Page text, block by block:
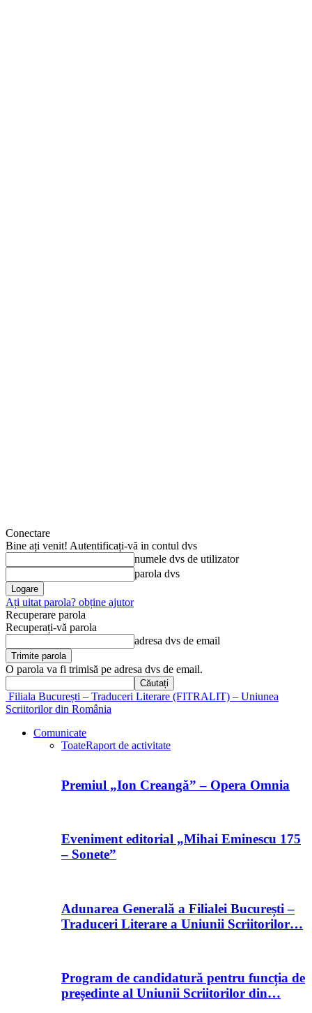
Conectare
Bine ați venit! Autentificați-vă in contul dvs
numele dvs de utilizator
parola dvs
Ați uitat parola? obține ajutor
Recuperare parola
Recuperați-vă parola
adresa dvs de email
O parola va fi trimisă pe adresa dvs de email.
Filiala București – Traduceri Literare (FITRALIT) – Uniunea
Scriitorilor din România
Comunicate
ToateRaport de activitate
Premiul „Ion Creangă” – Opera Omnia
Eveniment editorial „Mihai Eminescu 175
– Sonete”
Adunarea Generală a Filialei București –
Traduceri Literare a Uniunii Scriitorilor…
Program de candidatură pentru funcția de
președinte al Uniunii Scriitorilor din…